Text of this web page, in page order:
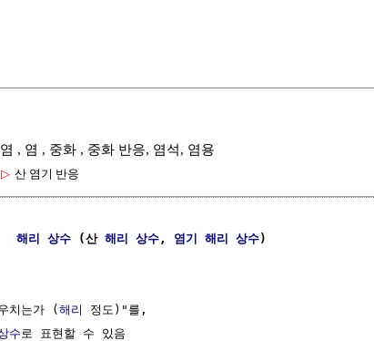
, 염 , 중화 , 중화 반응, 염석, 염용
▷ 산 염기 반응
: 해리 상수 (산 해리 상수 , 염기 해리 상수)
치는가 (해리
정도)"를,
수 로 표현할 수 있음